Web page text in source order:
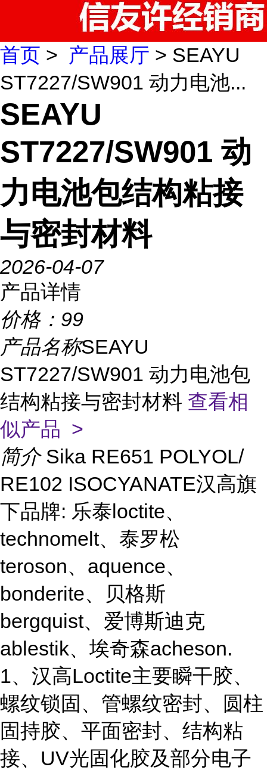
首页 > 产品展厅 > SEAYU
ST7227/SW901 动力电池...
SEAYU
ST7227/SW901 动
力电池包结构粘接
与密封材料
2026-04-07
产品详情
价格： 99
产品名称SEAYU
ST7227/SW901 动力电池包
结构粘接与密封材料 查看相
似产品 >
简介 Sika RE651 POLYOL/
RE102 ISOCYANATE汉高旗
下品牌: 乐泰loctite、
technomelt、泰罗松
teroson、aquence、
bonderite、贝格斯
bergquist、爱博斯迪克
ablestik、埃奇森acheson.
1、汉高Loctite主要瞬干胶、
螺纹锁固、管螺纹密封、圆柱
固持胶、平面密封、结构粘
接、UV光固化胶及部分电子